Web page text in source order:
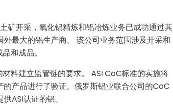
矿开采，氧化铝精炼和铝冶炼业务已成功通过其
最大的铝生产商。 该公司业务范围涉及开采和
和成品。
料建立监管链的要求。 ASI CoC标准的实施将
产品进行了验证。俄罗斯铝业联合公司的CoC
ASI认证的铝。